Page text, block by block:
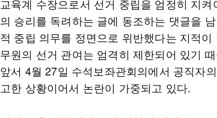
교육계 수장으로서 선거 중립을 엄정히 지
의 승리를 독려하는 글에 동조하는 댓글을
적 중립 의무를 정면으로 위반했다는 지적
무원의 선거 관여는 엄격히 제한되어 있기
앞서 4월 27일 수석보좌관회의에서 공직자
고한 상황이어서 논란이 가중되고 있다.